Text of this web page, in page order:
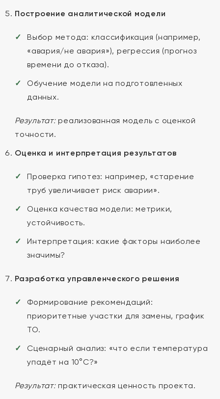
Построение аналитической модели
Выбор метода: классификация (например,
«авария/не авария»), регрессия (прогноз
времени до отказа).
Обучение модели на подготовленных
данных.
Результат:реализованная модель с оценкой
точности.
Оценка и интерпретация результатов
Проверка гипотез: например, «старение
труб увеличивает риск аварии».
Оценка качества модели: метрики,
устойчивость.
Интерпретация: какие факторы наиболее
значимы?
Разработка управленческого решения
Формирование рекомендаций:
приоритетные участки для замены, график
ТО.
Сценарный анализ: «что если температура
упадёт на 10°C?»
Результат:практическая ценность проекта.